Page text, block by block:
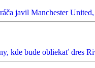
javil Manchester
kde bude obliekať dres